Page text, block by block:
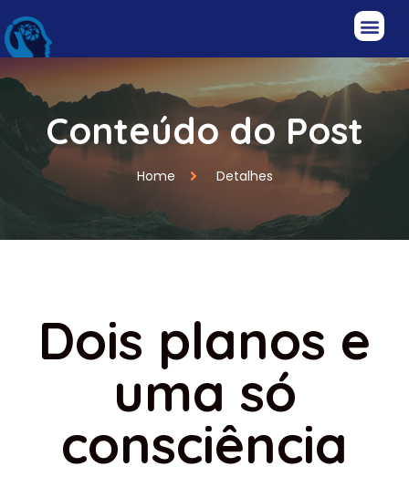
Conteúdo do Post
Home Detalhes
Dois planos e
uma só
consciência